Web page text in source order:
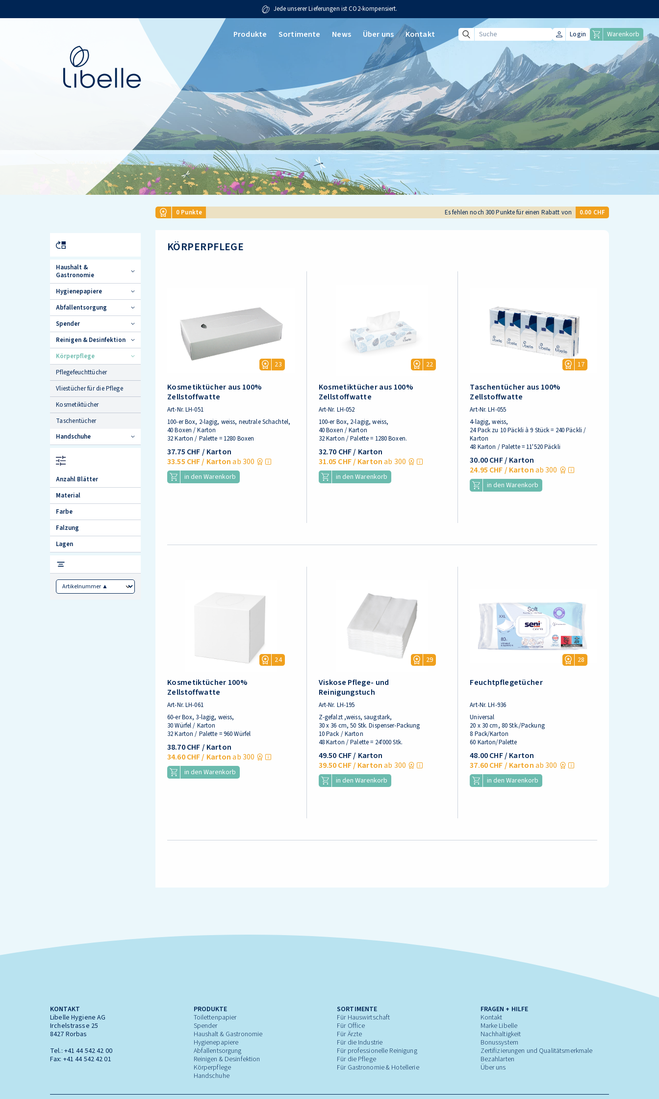
Jede unserer Lieferungen ist CO2-kompensiert.
Suche Login Warenkorb
Produkte Sortimente News Über uns Kontakt
0 Punkte Es fehlen noch 300Punkte für einen Rabatt von 0.00 CHF
KÖRPERPFLEGE
Kosmetiktücher aus 100%
Zellstoffwatte
Art-Nr.LH-051
23
100-er Box, 2-lagig, weiss, neutrale Schachtel,
40 Boxen / Karton
32 Karton / Palette = 1280 Boxen
37.75 CHF/ Karton
33.55 CHF/ Karton ab 300
in den Warenkorb
Kosmetiktücher aus 100%
Zellstoffwatte
Art-Nr. LH-052
22
100-er Box, 2-lagig, weiss,
40 Boxen / Karton
32 Karton / Palette = 1280 Boxen.
32.70 CHF/ Karton
31.05 CHF/ Kartonab 300
in den Warenkorb
Taschentücher aus 100%
Zellstoffwatte
Art-Nr.LH-055
17
4-lagig, weiss,
24 Pack zu 10 Päckli à 9 Stück = 240 Päckli /
Karton
48 Karton / Palette = 11'520 Päckli
30.00 CHF/ Karton
24.95 CHF/ Kartonab 300
in den Warenkorb
Kosmetiktücher 100%
Zellstoffwatte
Art-Nr.LH-061
24
60-er Box, 3-lagig, weiss,
30 Würfel / Karton
32 Karton / Palette = 960 Würfel
38.70 CHF/ Karton
34.60 CHF/ Karton ab 300
in den Warenkorb
Viskose Pflege- und
Reinigungstuch
Art-Nr. LH-195
29
Z-gefalzt ,weiss, saugstark,
30 x 36 cm, 50 Stk. Dispenser-Packung
10 Pack / Karton
48 Karton / Palette = 24'000 Stk.
49.50 CHF/ Karton
39.50 CHF/ Kartonab 300
in den Warenkorb
Feuchtpflegetücher
Art-Nr.LH-936
28
Universal
20 x 30 cm, 80 Stk./Packung
8 Pack/Karton
60 Karton/Palette
48.00 CHF/ Karton
37.60 CHF/ Kartonab 300
in den Warenkorb
Haushalt &
Gastronomie
Hygienepapiere
Abfallentsorgung
Spender
Reinigen & Desinfektion
Körperpflege
Pflegefeuchttücher
Vliestücher für die Pflege
Kosmetiktücher
Taschentücher
Handschuhe
Anzahl Blätter
Material
Farbe
Falzung
Lagen
Sorting
KONTAKT
Libelle Hygiene AG
Irchelstrasse 25
8427 Rorbas
Tel.: +41 44 542 42 00
Fax: +41 44 542 42 01
PRODUKTE
Toilettenpapier
Spender
Haushalt & Gastronomie
Hygienepapiere
Abfallentsorgung
Reinigen & Desinfektion
Körperpflege
Handschuhe
SORTIMENTE
Für Hauswirtschaft
Für Office
Für Ärzte
Für die Industrie
Für professionelle Reinigung
Für die Pflege
Für Gastronomie & Hotellerie
FRAGEN + HILFE
Kontakt
Marke Libelle
Nachhaltigkeit
Bonussystem
Zertifizierungen und Qualitätsmerkmale
Bezahlarten
Über uns